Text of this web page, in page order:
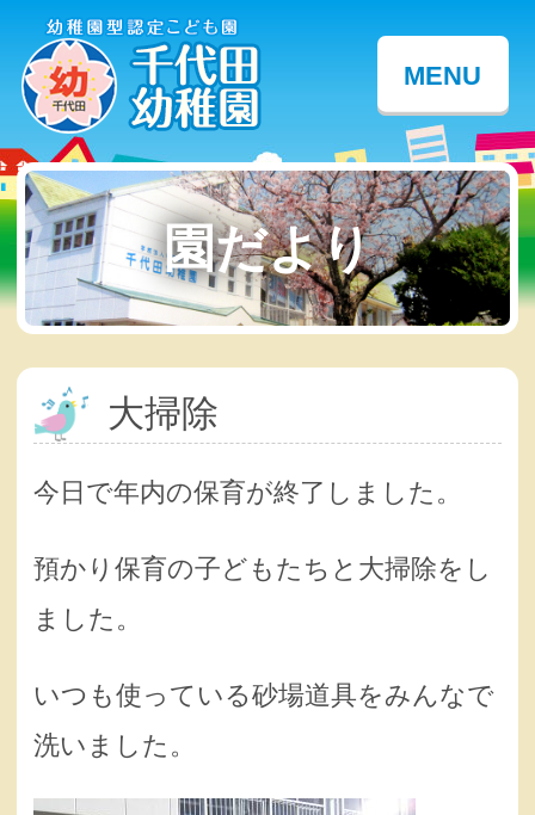
MENU
園だより
大掃除
今日で年内の保育が終了しました。
預かり保育の子どもたちと大掃除をし
ました。
いつも使っている砂場道具をみんなで
洗いました。